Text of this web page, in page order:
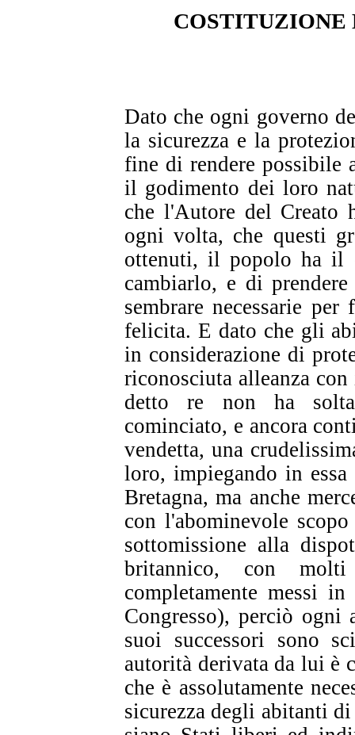
COSTITUZIONE
Dato che ogni governo
la sicurezza e la
fine di rendere possibile
il godimento dei loro
che l'Autore del Creato
ogni volta, che questi
ottenuti, il popolo ha il
cambiarlo, e di
sembrare necessarie
felicita. E dato che gli
in considerazione di
riconosciuta alleanza
detto re non ha
cominciato, e ancora
vendetta, una
loro, impiegando in
Bretagna, ma anche
con l'abominevole
sottomissione alla
britannico, con
completamente messi
Congresso), perciò
suoi successori sono
autorità derivata da lui è
che è assolutamente
sicurezza degli abitanti